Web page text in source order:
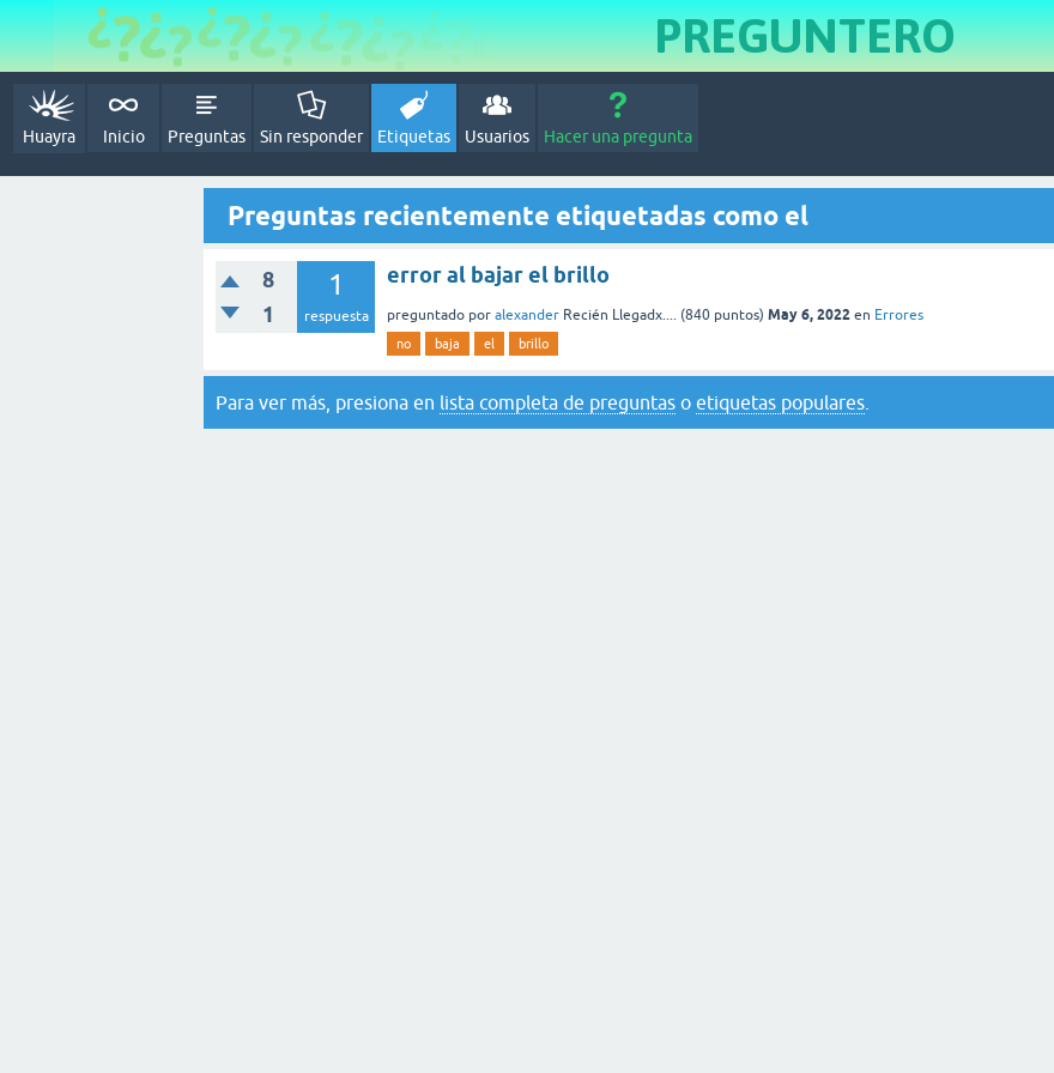
PREGUNTERO
Huayra Inicio Preguntas Sin responder Etiquetas Usuarios Hacer una pregunta
Preguntas recientemente etiquetadas como el
8
1
1
respuesta
error al bajar el brillo
preguntado por alexander Recién Llegadx.... (840 puntos) May 6, 2022 en Errores
no baja el brillo
Para ver más, presiona en lista completa de preguntas o etiquetas populares